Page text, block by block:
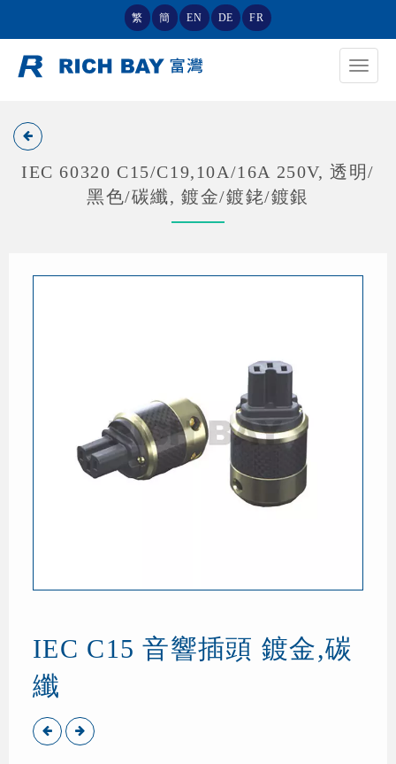
繁 簡 EN DE FR
Toggle
IEC 60320 C15/C19,10A/16A 250V, 透明/
黑色/碳纖, 鍍金/鍍銠/鍍銀
IEC C15 音響插頭 鍍金,碳
纖